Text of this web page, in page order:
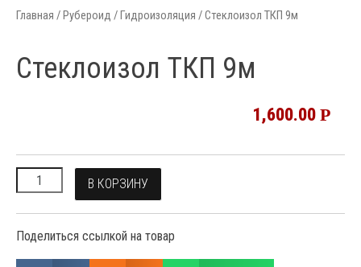
Главная /Рубероид / Гидроизоляция / Стеклоизол ТКП 9м
Стеклоизол ТКП 9м
1,600.00 Р
В КОРЗИНУ
Поделиться ссылкой на товар